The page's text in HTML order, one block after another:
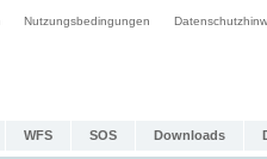
Nutzungsbedingungen
WFS SOS Downloads